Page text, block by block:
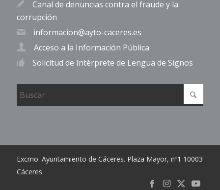
Canal de denuncias contra el fraude y la
corrupción
informacion@ayto-caceres.es
Acceso a la Información Pública
Solicitud de Intérprete de Lengua de Signos
Excmo. Ayuntamiento de Cáceres. Plaza Mayor, nº1 10003
Cáceres.